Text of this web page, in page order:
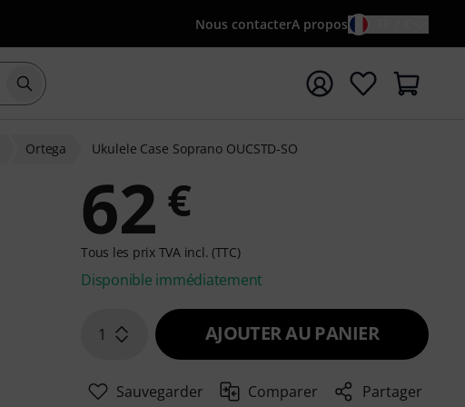
Nous contacterA propos
Démarrer la recherche avec le terme de recherche
Ortega Ukulele Case Soprano OUCSTD-SO
62 €
Tous les prix TVA incl. (TTC)
Disponible immédiatement
1 AJOUTER AU PANIER
Sauvegarder Comparer Partager